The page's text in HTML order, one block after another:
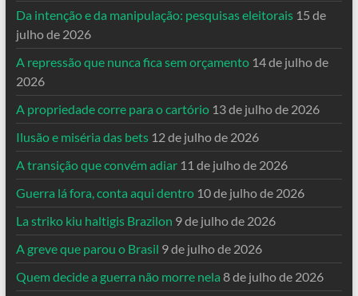
Da intenção e da manipulação: pesquisas eleitorais 15 de
julho de 2026
A repressão que nunca fica sem orçamento 14 de julho de
2026
A propriedade corre para o cartório 13 de julho de 2026
Ilusão e miséria das bets 12 de julho de 2026
A transição que convém adiar 11 de julho de 2026
Guerra lá fora, conta aqui dentro 10 de julho de 2026
La striko kiu haltigis Brazilon 9 de julho de 2026
A greve que parou o Brasil 9 de julho de 2026
Quem decide a guerra não morre nela 8 de julho de 2026